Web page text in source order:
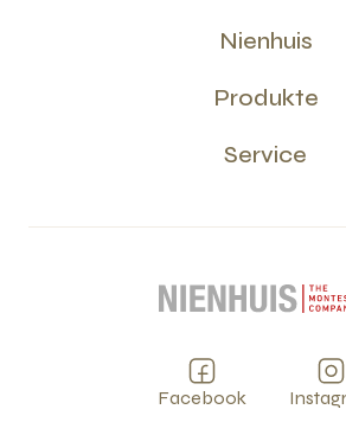
Nienhuis
Produkte
Service
Facebook